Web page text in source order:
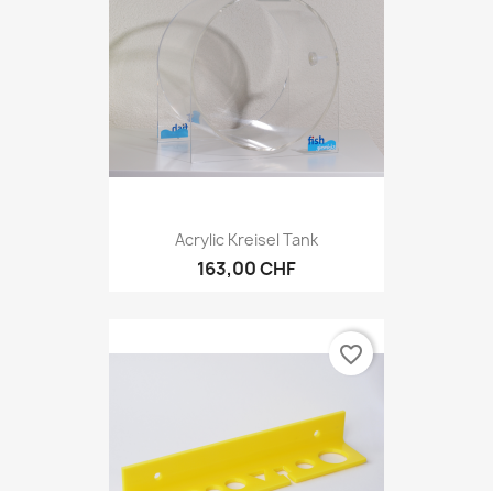
Acrylic Kreisel Tank
163,00 CHF
favorite_border